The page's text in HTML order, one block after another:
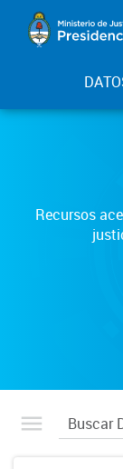
Recursos